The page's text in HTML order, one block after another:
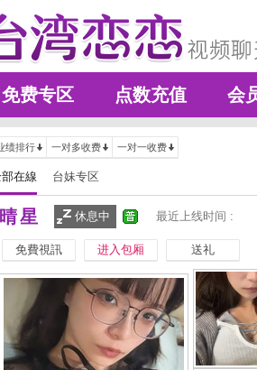
免费专区 点数充值 会
绩排行 一对多收费 一对一收费
在線 台妹专区
晴星 休息中 最近上线时间 :
免費視訊 进入包厢 送礼